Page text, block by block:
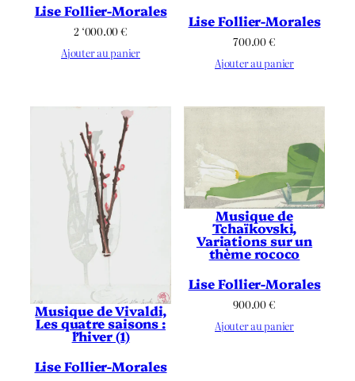
Lise Follier-Morales
2 ‘000.00€
Ajouter au panier
Lise Follier-Morales
700.00€
Ajouter au panier
Musique de Vivaldi,
Les quatre saisons :
l’hiver (1)
Lise Follier-Morales
Musique de
Tchaïkovski,
Variations sur un
thème rococo
Lise Follier-Morales
900.00€
Ajouter au panier